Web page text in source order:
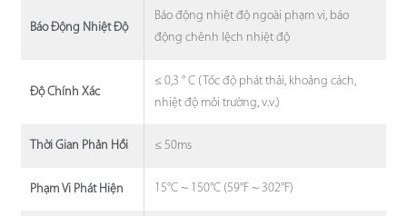
Báo Động Nhiệt Độ
Báo động nhiệt độ ngoài phạm vi, báo
động chênh lệch nhiệt độ
Độ Chính Xác
≤ 0,3 ° C (Tốc độ phát thải, khoảng cách,
nhiệt độ môi trường, v.v.)
Thời Gian Phản Hồi ≤ 50ms
Phạm Vi Phát Hiện 15°C ~ 150°C (59°F ~ 302°F)